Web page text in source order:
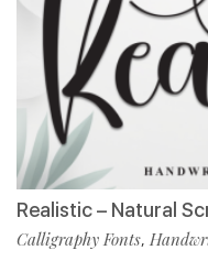
Realistic – Natural
Calligraphy Fonts,